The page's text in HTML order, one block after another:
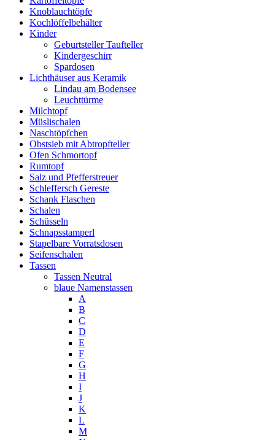
Knoblauchtöpfe
Kochlöffelbehälter
Kinder
Geburtsteller Taufteller
Kindergeschirr
Spardosen
Lichthäuser aus Keramik
Lindau am Bodensee
Leuchttürme
Milchtopf
Müslischalen
Naschtöpfchen
Obstsieb mit Abtropfteller
Ofen Schmortopf
Rumtopf
Salz und Pfefferstreuer
Schleffersch Gereste
Schank Flaschen
Schalen
Schüsseln
Schnapsstamperl
Stapelbare Vorratsdosen
Seifenschalen
Tassen
Tassen Neutral
blaue Namenstassen
A
B
C
D
E
F
G
H
I
J
K
L
M